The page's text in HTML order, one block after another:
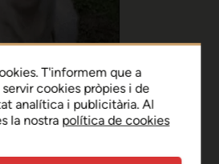
T'informem que a
cookies pròpies i de
analítica i publicitària. Al
la nostra política de cookies